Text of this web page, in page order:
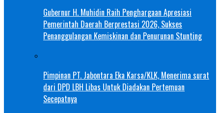
Gubernur H. Muhidin Raih Penghargaan Apresiasi
Pemerintah Daerah Berprestasi 2026, Sukses
Penanggulangan Kemiskinan dan Penurunan Stunting
Pimpinan PT. Jabontara Eka Karsa/KLK, Menerima surat
dari DPD LBH Libas Untuk Diadakan Pertemuan
Secepatnya